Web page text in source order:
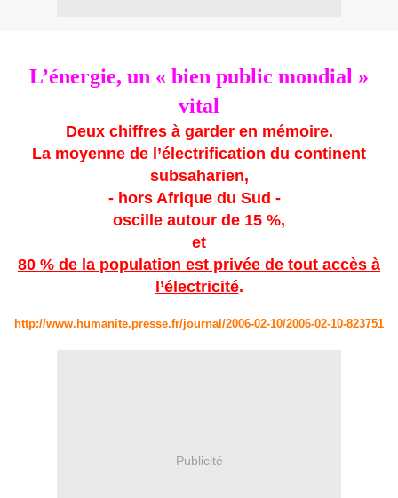
L’énergie, un « bien public mondial »
vital
Deux chiffres à garder en mémoire.
La moyenne de l’électrification du continent
subsaharien,
- hors Afrique du Sud -
oscille autour de 15 %,
et
80 % de la population est privée de tout accès à
l’électricité.
http://www.humanite.presse.fr/journal/2006-02-10/2006-02-10-823751
Publicité